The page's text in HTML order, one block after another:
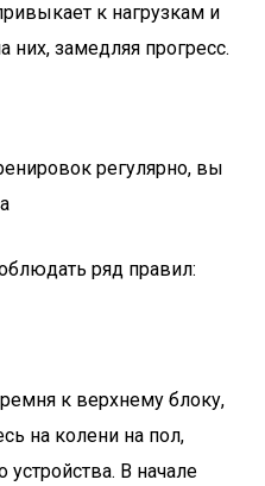
к нагрузкам и
них, замедляя прогресс.
регулярно, вы
ряд правил:
к верхнему блоку,
на колени на пол,
В начале